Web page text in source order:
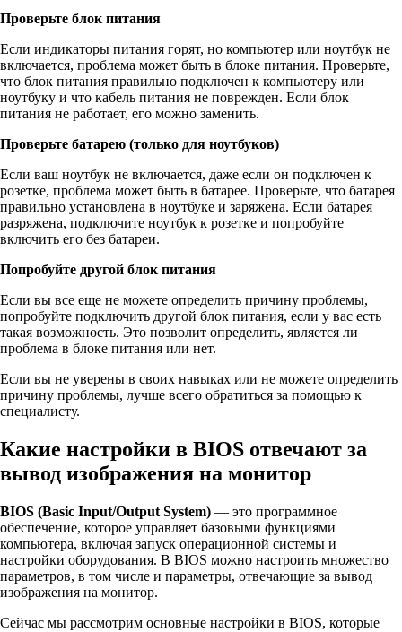
Проверьте блок питания
Если индикаторы питания горят, но компьютер или ноутбук не
включается, проблема может быть в блоке питания. Проверьте,
что блок питания правильно подключен к компьютеру или
ноутбуку и что кабель питания не поврежден. Если блок
питания не работает, его можно заменить.
Проверьте батарею (только для ноутбуков)
Если ваш ноутбук не включается, даже если он подключен к
розетке, проблема может быть в батарее. Проверьте, что батарея
правильно установлена в ноутбуке и заряжена. Если батарея
разряжена, подключите ноутбук к розетке и попробуйте
включить его без батареи.
Попробуйте другой блок питания
Если вы все еще не можете определить причину проблемы,
попробуйте подключить другой блок питания, если у вас есть
такая возможность. Это позволит определить, является ли
проблема в блоке питания или нет.
Если вы не уверены в своих навыках или не можете определить
причину проблемы, лучше всего обратиться за помощью к
специалисту.
Какие настройки в BIOS отвечают за
вывод изображения на монитор
BIOS (Basic Input/Output System) — это программное
обеспечение, которое управляет базовыми функциями
компьютера, включая запуск операционной системы и
настройки оборудования. В BIOS можно настроить множество
параметров, в том числе и параметры, отвечающие за вывод
изображения на монитор.
Сейчас мы рассмотрим основные настройки в BIOS, которые